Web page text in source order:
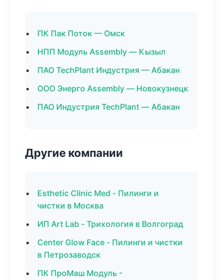
ПК Пак Поток — Омск
НПП Модуль Assembly — Кызыл
ПАО TechPlant Индустрия — Абакан
ООО Энерго Assembly — Новокузнецк
ПАО Индустрия TechPlant — Абакан
Другие компании
Esthetic Clinic Med - Пилинги и
чистки в Москва
ИП Art Lab - Трихология в Волгоград
Center Glow Face - Пилинги и чистки
в Петрозаводск
ПК ПроМаш Модуль -